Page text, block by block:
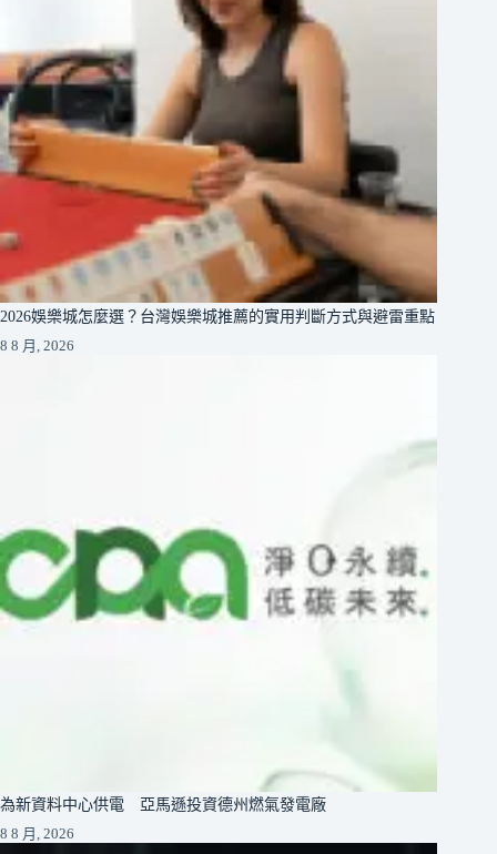
2026娛樂城怎麼選？台灣娛樂城推薦的實用判斷方式與避雷重點
8 8 月, 2026
為新資料中心供電 亞馬遜投資德州燃氣發電廠
8 8 月, 2026